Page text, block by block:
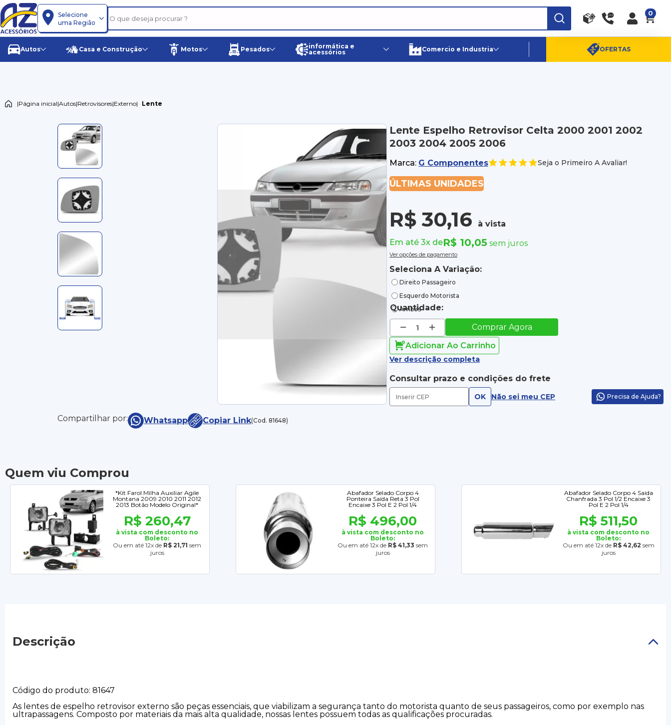
Selecione
uma Região
Canais de Atendimento
(11) 96359-6656
SAC:(11) 4003-0880
0
Autos Casa e Construção Motos Pesados
informática e
acessórios
Comercio e Industria OFERTAS
|Página inicial|Autos|Retrovisores|Externo| Lente
Compartilhar por: Whatsapp Copiar Link(Cod. 81648)
Lente Espelho Retrovisor Celta 2000 2001 2002
2003 2004 2005 2006
Marca: G Componentes Seja o Primeiro A Avaliar!
ÚLTIMAS UNIDADES
R$ 30,16
à vista
Em até 3x deR$ 10,05 sem juros
Ver opções de pagamento
Seleciona A Variação:
Direito Passageiro
Esquerdo Motorista
Ambos
Quantidade:
Comprar Agora
Adicionar Ao Carrinho
Ver descrição completa
Consultar prazo e condições do frete
OK Não sei meu CEP Precisa de Ajuda?
Quem viu Comprou
*Kit Farol Milha Auxiliar Agile
Montana 2009 2010 2011 2012
2013 Botão Modelo Original*
R$ 260,47
à vista com desconto no
Boleto:
Ou em até 12x de R$ 21,71 sem
juros
Abafador Selado Corpo 4
Ponteira Saída Reta 3 Pol
Encaixe 3 Pol E 2 Pol 1/4
R$ 496,00
à vista com desconto no
Boleto:
Ou em até 12x de R$ 41,33 sem
juros
Abafador Selado Corpo 4 Saida
Chanfrada 3 Pol 1/2 Encaixe 3
Pol E 2 Pol 1/4
R$ 511,50
à vista com desconto no
Boleto:
Ou em até 12x de R$ 42,62 sem
juros
Descrição
Código do produto: 81647
As lentes de espelho retrovisor externo são peças essenciais, que viabilizam a segurança tanto do motorista quanto de seus passageiros, como por exemplo nas
ultrapassagens. Composto por materiais da mais alta qualidade, nossas lentes possuem todas as qualificações procuradas.